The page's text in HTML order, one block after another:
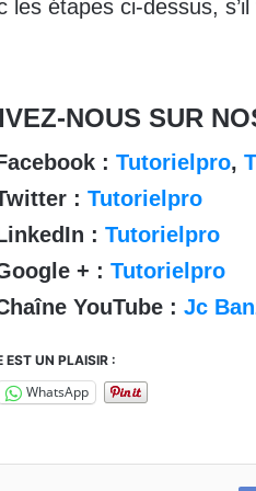
les étapes ci-dessus,
NOUS SUR
: Tutorielpro,
: Tutorielpro
: Tutorielpro
+ : Tutorielpro
YouTube : Jc
EST UN PLAISIR :
WhatsApp